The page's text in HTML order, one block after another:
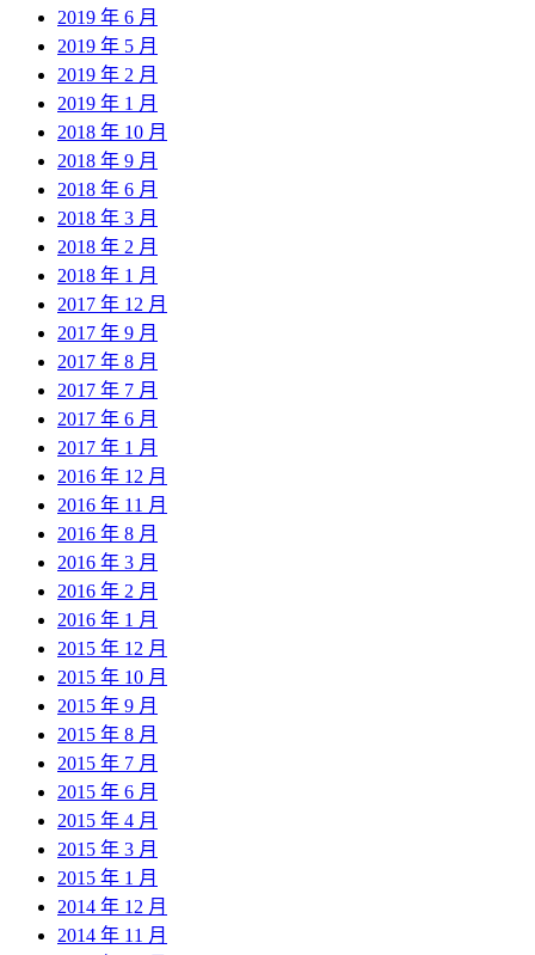
2019 年 6 月
2019 年 5 月
2019 年 2 月
2019 年 1 月
2018 年 10 月
2018 年 9 月
2018 年 6 月
2018 年 3 月
2018 年 2 月
2018 年 1 月
2017 年 12 月
2017 年 9 月
2017 年 8 月
2017 年 7 月
2017 年 6 月
2017 年 1 月
2016 年 12 月
2016 年 11 月
2016 年 8 月
2016 年 3 月
2016 年 2 月
2016 年 1 月
2015 年 12 月
2015 年 10 月
2015 年 9 月
2015 年 8 月
2015 年 7 月
2015 年 6 月
2015 年 4 月
2015 年 3 月
2015 年 1 月
2014 年 12 月
2014 年 11 月